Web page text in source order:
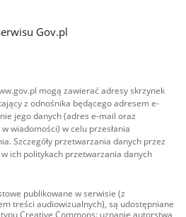
Gov.pl
mogą zawierać adresy skrzynek
z odnośnika będącego adresem e-
jego danych (adres e-mail oraz
wiadomości) w celu przesłania
Szczegóły przetwarzania danych przez
ich politykach przetwarzania danych
publikowane w serwisie (z
treści audiowizualnych), są udostępniane
Creative Commons: uznanie autorstwa